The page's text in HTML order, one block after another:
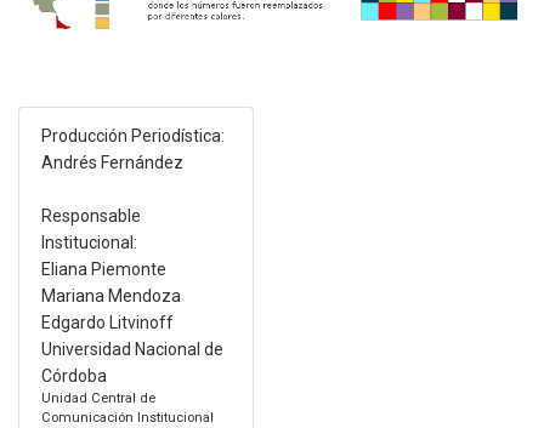
Producción Periodística:
Andrés Fernández
Responsable
Institucional:
Eliana Piemonte
Mariana Mendoza
Edgardo Litvinoff
Universidad Nacional de
Córdoba
Unidad Central de
Comunicación Institucional